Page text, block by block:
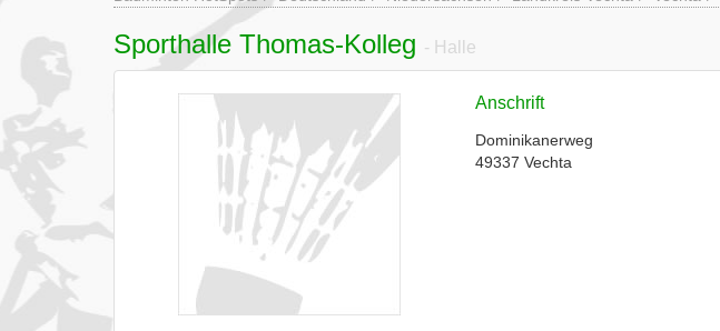
Sporthalle Thomas-Kolleg - Halle
Anschrift
Dominikanerweg
49337 Vechta